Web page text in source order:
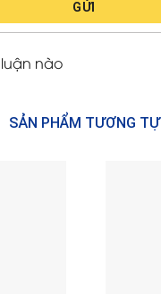
GỬI
nào
SẢN PHẨM TƯƠNG TỰ